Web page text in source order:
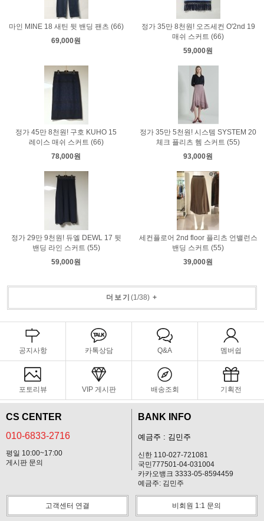
마인 MINE 18 새틴 뒷 밴딩 팬츠 (66)
69,000원
정가 35만 8천원! 오즈세컨 O'2nd 19
매쉬 스커트 (66)
59,000원
정가 45만 8천원! 구호 KUHO 15
레이스 매쉬 스커트 (66)
78,000원
정가 35만 5천원! 시스템 SYSTEM 20
체크 플리츠 헴 스커트 (55)
93,000원
정가 29만 9천원! 듀엘 DEWL 17 뒷
밴딩 라인 스커트 (55)
59,000원
세컨플로어 2nd floor 플리츠 언밸런스
밴딩 스커트 (55)
39,000원
더보기 (1/38) +
공지사항 카톡상담 Q&A 멤버쉽
포토리뷰 VIP 게시판 배송조회 기획전
CS CENTER
010-6833-2716
평일 10:00~17:00
게시판 문의
BANK INFO
예금주 : 김민주
신한 110-027-721081
국민777501-04-031004
카카오뱅크 3333-05-8594459
예금주: 김민주
고객센터 연결 비회원 1:1 문의